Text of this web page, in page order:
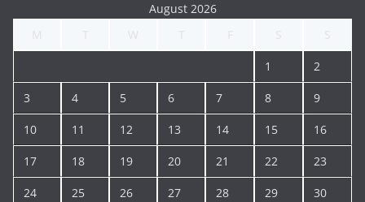
August 2026
1 2
3 4 5 6 7 8 9
10 11 12 13 14 15 16
17 18 19 20 21 22 23
24 25 26 27 28 29 30